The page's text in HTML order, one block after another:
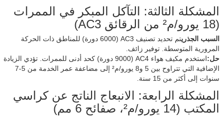
المشكلة الثالثة: التآكل المبكر في الممرات
(18 يورو/م² من الرقائق AC3)
السبب الجذري
تم تحديد تصنيف AC3 (6000 دورة) للمناطق ذات الحركة
المرورية المتوسطة. توفير زائف.
حل:
استخدم مكيف هواء AC4 (9000 دورة) كحد أدنى للممرات. تؤدي الزيادة
الإضافية التي تتراوح بين 5 و8 يورو/م² إلى مضاعفة عمر الخدمة من 5-7
سنوات إلى أكثر من 15 سنة.
المشكلة الرابعة: الانبعاج الناتج عن كراسي
المكتب (14 يورو/م²، صفائح 6 مم)